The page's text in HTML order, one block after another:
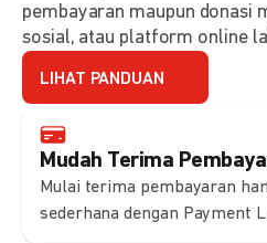
Mudah Terima
Mulai terima pembayaran
sederhana dengan Payment
pembayaran maupun donasi
sosial, atau platform online
LIHAT PANDUAN